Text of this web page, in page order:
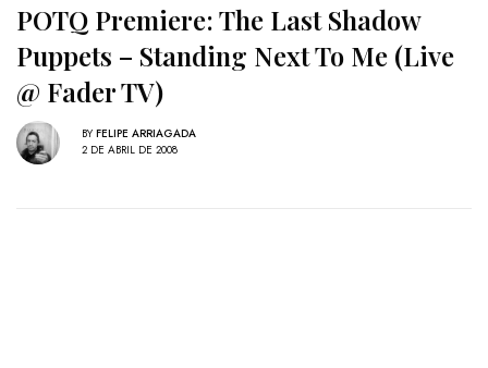
POTQ Premiere: The Last Shadow
Puppets – Standing Next To Me (Live
@ Fader TV)
BY FELIPE ARRIAGADA
2 DE ABRIL DE 2008